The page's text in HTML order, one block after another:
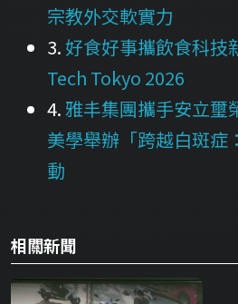
宗教外交軟實力
3.好食好事攜飲食科技
Tech Tokyo 2026
4.雅丰集團攜手安立璽
美學舉辦「跨越白斑症
動
相關新聞